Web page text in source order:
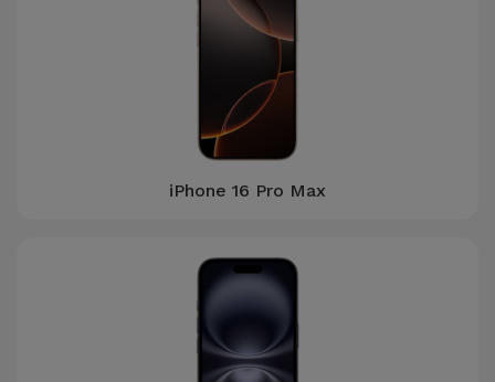
iPhone 16 Pro Max